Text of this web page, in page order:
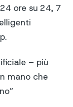
ore su 24, 7
– più
mano che